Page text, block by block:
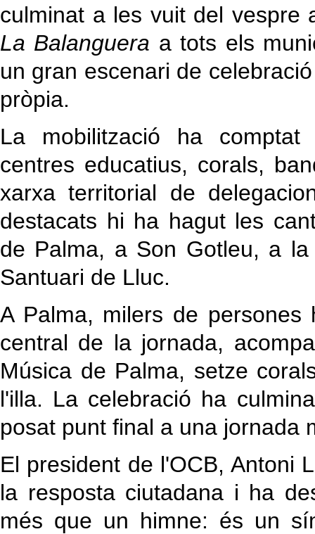
culminat a les vuit del vespre
La Balanguera a tots els
un gran escenari de
pròpia.
La mobilització ha comptat
centres educatius, corals,
xarxa territorial de
destacats hi ha hagut les
de Palma, a Son Gotleu, a
Santuari de Lluc.
A Palma, milers de
central de la jornada,
Música de Palma, setze
l'illa. La celebració ha
posat punt final a una jornada
El president de l'OCB, Antoni
la resposta ciutadana i ha
més que un himne: és un